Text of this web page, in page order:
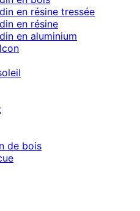
en résine tressée
en résine
en aluminium
de bois